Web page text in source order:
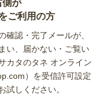
側が
ご利用の方
確認・完了メールが、
い、届かない・ご覧い
カタのタネ オンライン
）を受信許可設定
試しください。